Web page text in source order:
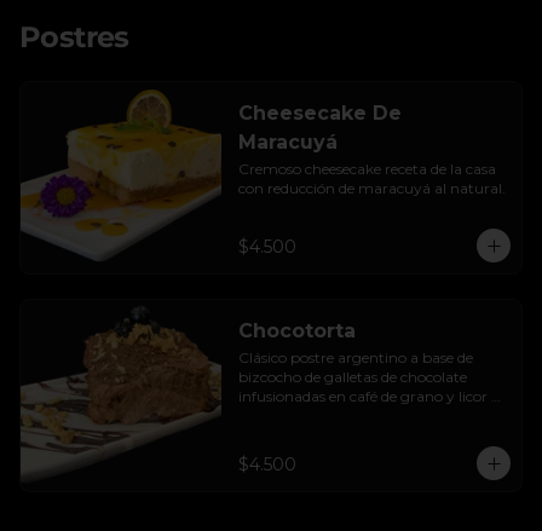
Postres
Cheesecake De
Maracuyá
Cremoso cheesecake receta de la casa
con reducción de maracuyá al natural.
$4.500
Chocotorta
Clásico postre argentino a base de
bizcocho de galletas de chocolate
infusionadas en café de grano y licor de
$4.500